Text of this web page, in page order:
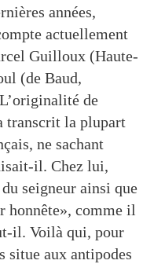
années,
actuellement
Guilloux (Haute-
(de Baud,
de
transcrit la plupart
ne sachant
il. Chez lui,
seigneur ainsi que
honnête», comme il
il. Voilà qui, pour
situe aux antipodes